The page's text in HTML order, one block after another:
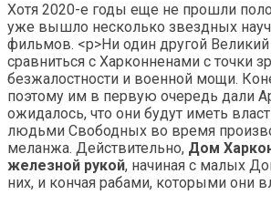
Хотя 2020-е годы еще не прошли
уже вышло несколько звездных
фильмов. <р>Ни один другой
сравниться с Харконненами с точки
безжалостности и военной мощи.
поэтому им в первую очередь дали
ожидалось, что они будут иметь
людьми Свободных во время
меланжа. Действительно, Дом
железной рукой, начиная с малых
них, и кончая рабами, которыми они